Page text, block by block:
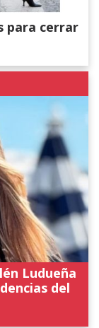
para cerrar
Ludueña
del